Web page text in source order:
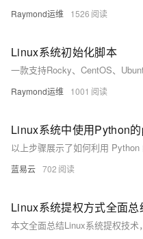
Raymond运维 1526
Linux系统初始化脚本
Raymond运维 1001
Linux系统中使用Python
蓝易云 702
Linux系统提权方式全面